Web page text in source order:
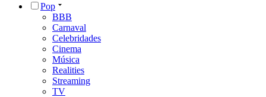
Pop
BBB
Carnaval
Celebridades
Cinema
Música
Realities
Streaming
TV